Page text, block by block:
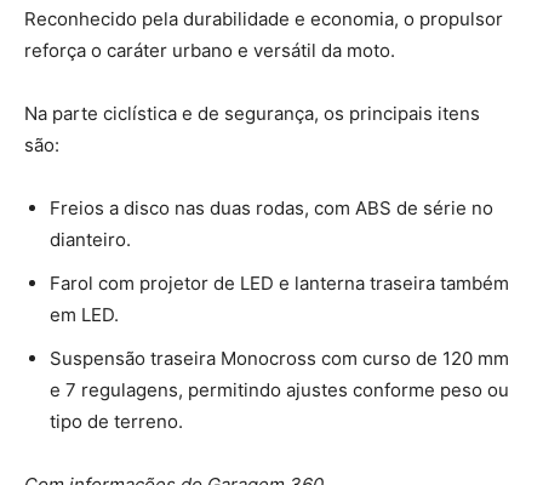
Reconhecido pela durabilidade e economia, o propulsor
reforça o caráter urbano e versátil da moto.
Na parte ciclística e de segurança, os principais itens
são:
Freios a disco nas duas rodas, com ABS de série no
dianteiro.
Farol com projetor de LED e lanterna traseira também
em LED.
Suspensão traseira Monocross com curso de 120 mm
e 7 regulagens, permitindo ajustes conforme peso ou
tipo de terreno.